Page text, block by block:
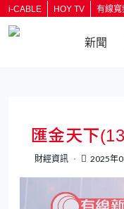
i-CABLE HOY TV 有線寬
新聞
匯金天下
財經資訊 2025年